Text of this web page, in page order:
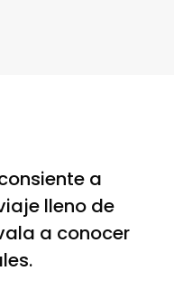
a
lleno de
a conocer